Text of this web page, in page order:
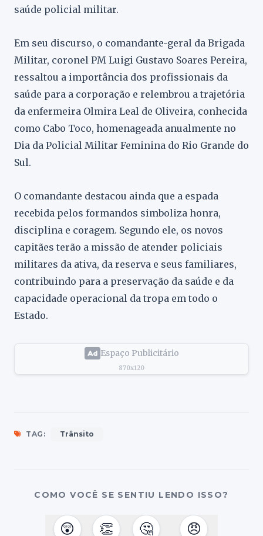
saúde policial militar.
Em seu discurso, o comandante-geral da Brigada
Militar, coronel PM Luigi Gustavo Soares Pereira,
ressaltou a importância dos profissionais da
saúde para a corporação e relembrou a trajetória
da enfermeira Olmira Leal de Oliveira, conhecida
como Cabo Toco, homenageada anualmente no
Dia da Policial Militar Feminina do Rio Grande do
Sul.
O comandante destacou ainda que a espada
recebida pelos formandos simboliza honra,
disciplina e coragem. Segundo ele, os novos
capitães terão a missão de atender policiais
militares da ativa, da reserva e seus familiares,
contribuindo para a preservação da saúde e da
capacidade operacional da tropa em todo o
Estado.
Espaço Publicitário
870x120
TAG: Trânsito
COMO VOCÊ SE SENTIU LENDO ISSO?
😲 👏 🤔 😠